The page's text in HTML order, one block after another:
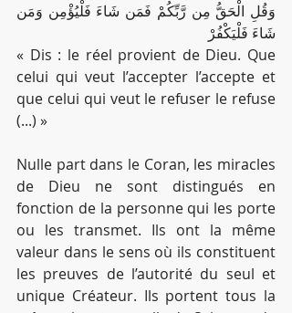
شَاءَ فَلْيَكْفُرْ
« Dis : le réel provient de Dieu. Que
celui qui veut l’accepter l’accepte et
que celui qui veut le refuser le refuse
(...) »
Nulle part dans le Coran, les miracles
de Dieu ne sont distingués en
fonction de la personne qui les porte
ou les transmet. Ils ont la même
valeur dans le sens où ils constituent
les preuves de l’autorité du seul et
unique Créateur. Ils portent tous la